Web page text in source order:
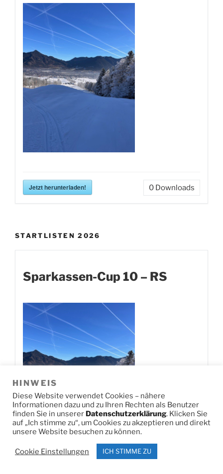
Jetzt herunterladen! 0 Downloads
STARTLISTEN 2026
Sparkassen-Cup 10 – RS
HINWEIS
Diese Website verwendet Cookies – nähere
Informationen dazu und zu Ihren Rechten als Benutzer
finden Sie in unsererDatenschutzerklärung. Klicken Sie
auf „Ich stimme zu“, um Cookies zu akzeptieren und direkt
unsere Website besuchen zu können.
Cookie Einstellungen ICH STIMME ZU